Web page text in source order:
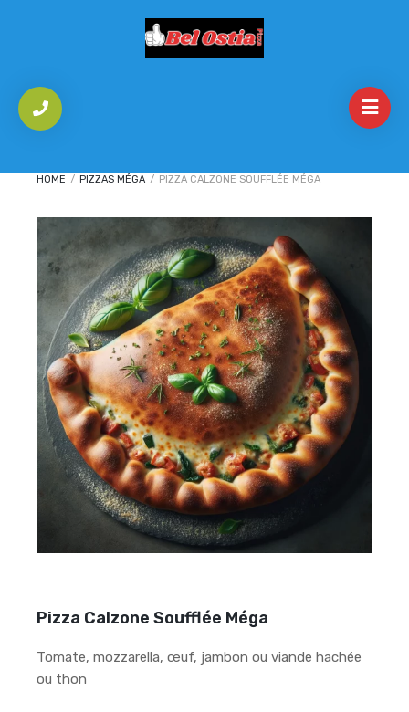
HOME / PIZZAS MÉGA / PIZZA CALZONE SOUFFLÉE MÉGA
Pizza Calzone Soufflée Méga
Tomate, mozzarella, œuf, jambon ou viande hachée
ou thon